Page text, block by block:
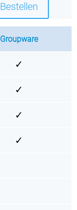
Bestellen
Groupware
✓
✓
✓
✓